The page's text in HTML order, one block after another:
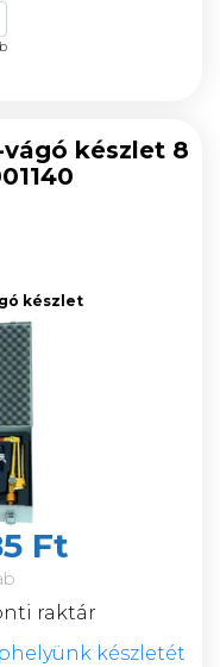
vágó készlet 8
készlet
Ft
raktár
készletét